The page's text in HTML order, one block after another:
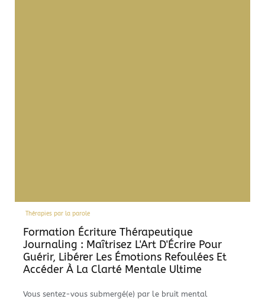
Thérapies par la parole
Formation Écriture Thérapeutique
Journaling : Maîtrisez L'Art D'Écrire Pour
Guérir, Libérer Les Émotions Refoulées Et
Accéder À La Clarté Mentale Ultime
Vous sentez-vous submergé(e) par le bruit mental